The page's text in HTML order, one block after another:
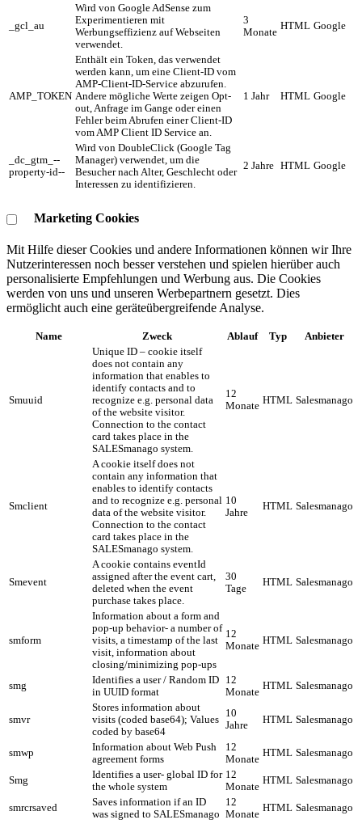
_gcl_au
Wird von Google AdSense zum
Experimentieren mit
Werbungseffizienz auf Webseiten
verwendet.
3
Monate
HTML Google
AMP_TOKEN
Enthält ein Token, das verwendet
werden kann, um eine Client-ID vom
AMP-Client-ID-Service abzurufen.
Andere mögliche Werte zeigen Opt-
out, Anfrage im Gange oder einen
Fehler beim Abrufen einer Client-ID
vom AMP Client ID Service an.
1 Jahr HTML Google
_dc_gtm_--
property-id--
Wird von DoubleClick (Google Tag
Manager) verwendet, um die
Besucher nach Alter, Geschlecht oder
Interessen zu identifizieren.
2 Jahre HTML Google
Marketing Cookies
Mit Hilfe dieser Cookies und andere Informationen können wir Ihre
Nutzerinteressen noch besser verstehen und spielen hierüber auch
personalisierte Empfehlungen und Werbung aus. ​Die Cookies
werden von uns und unseren Werbepartnern gesetzt. Dies
ermöglicht auch eine geräteübergreifende Analyse.
Name Zweck Ablauf Typ Anbieter
Smuuid
Unique ID – cookie itself
does not contain any
information that enables to
identify contacts and to
recognize e.g. personal data
of the website visitor.
Connection to the contact
card takes place in the
SALESmanago system.
12
Monate HTML Salesmanago
Smclient
A cookie itself does not
contain any information that
enables to identify contacts
and to recognize e.g. personal
data of the website visitor.
Connection to the contact
card takes place in the
SALESmanago system.
10
Jahre
HTML Salesmanago
Smevent
A cookie contains eventId
assigned after the event cart,
deleted when the event
purchase takes place.
30
Tage
HTML Salesmanago
smform
Information about a form and
pop-up behavior- a number of
visits, a timestamp of the last
visit, information about
closing/minimizing pop-ups
12
Monate HTML Salesmanago
smg
Identifies a user / Random ID
in UUID format
12
Monate
HTML Salesmanago
smvr
Stores information about
visits (coded base64); Values
coded by base64
10
Jahre
HTML Salesmanago
smwp
Information about Web Push
agreement forms
12
Monate
HTML Salesmanago
Smg
Identifies a user- global ID for
the whole system
12
Monate
HTML Salesmanago
smrcrsaved
Saves information if an ID
was signed to SALESmanago
12
Monate
HTML Salesmanago